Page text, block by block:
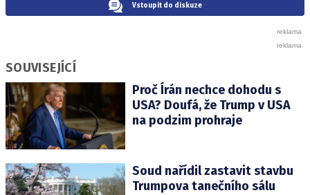
Vstoupit do diskuze
SOUVISEJÍCÍ
Proč Írán nechce dohodu s
USA? Doufá, že Trump v USA
na podzim prohraje
Soud nařídil zastavit stavbu
Trumpova tanečního sálu